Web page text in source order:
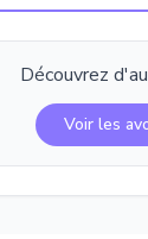
Découvrez
Voir les